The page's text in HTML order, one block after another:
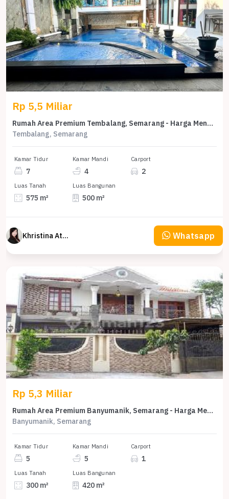
Rp 5,5 Miliar
Rumah Area Premium Tembalang, Semarang - Harga Menarik 5,5 Miliar
Tembalang, Semarang
Kamar Tidur
7
Kamar Mandi
4
Carport
2
Luas Tanah
575 m²
Luas Bangunan
500 m²
Khristina Atmodjo Whatsapp
Rp 5,3 Miliar
Rumah Area Premium Banyumanik, Semarang - Harga Menarik 5,3 Miliar
Banyumanik, Semarang
Kamar Tidur
5
Kamar Mandi
5
Carport
1
Luas Tanah
300 m²
Luas Bangunan
420 m²